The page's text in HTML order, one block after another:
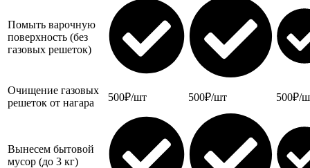
Помыть варочную
поверхность (без
газовых решеток)
Очищение газовых
решеток от нагара
500₽/шт 500₽/шт 500₽/
Вынесем бытовой
мусор (до 3 кг)